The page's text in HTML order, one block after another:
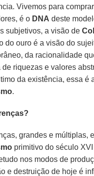
Vivemos para
é o DNA deste
subjetivos, a visão de
do ouro é a visão do
da racionalidade
de riquezas e valores
da existência, essa é
.
grandes e múltiplas,
primitivo do século
nos modos de
e destruição de hoje é